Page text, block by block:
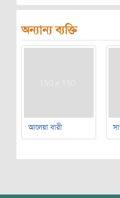
অন্যান্য ব্যক্তি
আলেয়া বারী